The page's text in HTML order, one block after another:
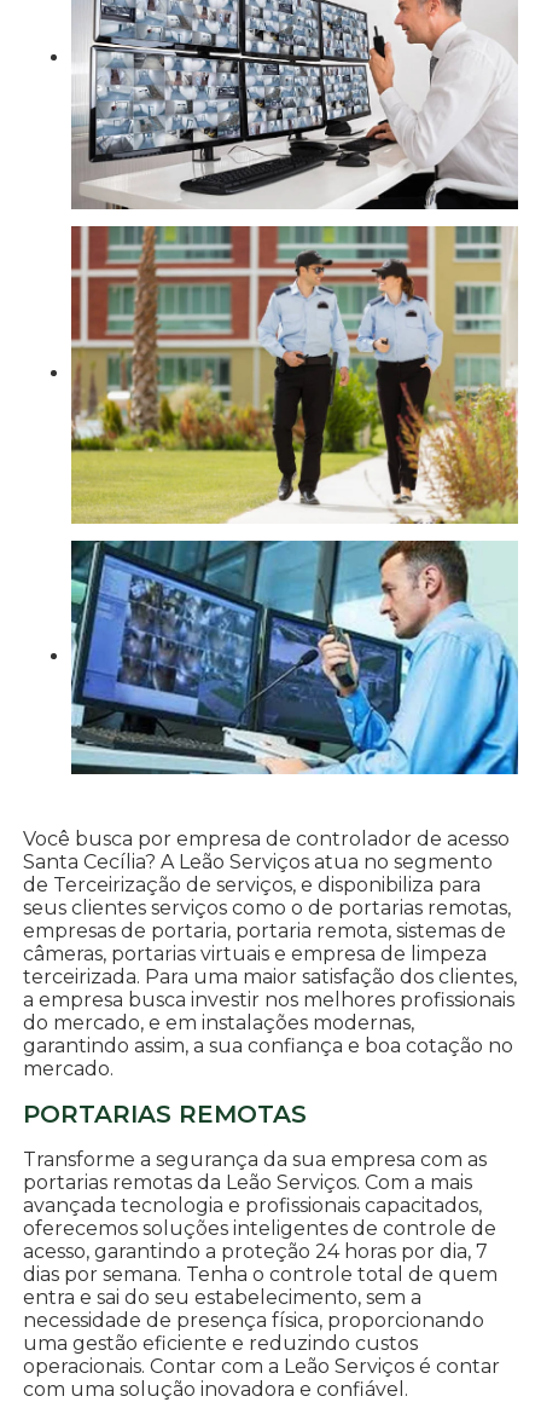
Você busca por empresa de controlador de acesso
Santa Cecília? A Leão Serviços atua no segmento
de Terceirização de serviços, e disponibiliza para
seus clientes serviços como o de portarias remotas,
empresas de portaria, portaria remota, sistemas de
câmeras, portarias virtuais e empresa de limpeza
terceirizada. Para uma maior satisfação dos clientes,
a empresa busca investir nos melhores profissionais
do mercado, e em instalações modernas,
garantindo assim, a sua confiança e boa cotação no
mercado.
PORTARIAS REMOTAS
Transforme a segurança da sua empresa com as
portarias remotas da Leão Serviços. Com a mais
avançada tecnologia e profissionais capacitados,
oferecemos soluções inteligentes de controle de
acesso, garantindo a proteção 24 horas por dia, 7
dias por semana. Tenha o controle total de quem
entra e sai do seu estabelecimento, sem a
necessidade de presença física, proporcionando
uma gestão eficiente e reduzindo custos
operacionais. Contar com a Leão Serviços é contar
com uma solução inovadora e confiável.